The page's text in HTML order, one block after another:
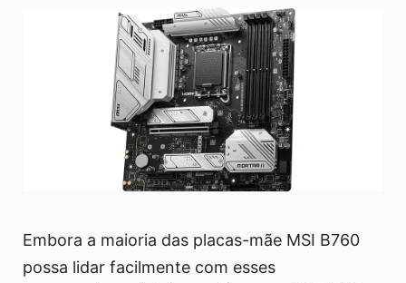
Embora a maioria das placas-mãe MSI B760
possa lidar facilmente com esses